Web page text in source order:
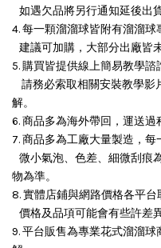
如遇欠品將另行通知延後出
4. 每一顆溜溜球皆附有溜溜球
建議可加購，大部分出廠皆
5. 購買皆提供線上簡易教學諮
請務必索取相關安裝教學影
解。
6. 商品多為海外帶回，運送過
7. 商品多為工廠大量製造，每
微小氣泡、色差、細微刮痕
物為準。
8. 實體店鋪與網路價格各平台
價格及品項可能會有些許差
9. 平台販售為專業花式溜溜